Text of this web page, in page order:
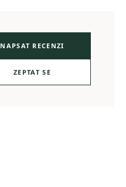
NAPSAT RECENZI
ZEPTAT SE